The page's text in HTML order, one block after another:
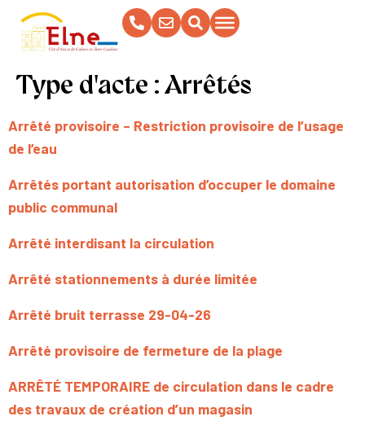
principal
Type d'acte :Arrêtés
Arrêté provisoire – Restriction provisoire de l’usage
de l’eau
Arrêtés portant autorisation d’occuper le domaine
public communal
Arrêté interdisant la circulation
Arrêté stationnements à durée limitée
Arrêté bruit terrasse 29-04-26
Arrêté provisoire de fermeture de la plage
ARRÊTÉ TEMPORAIRE de circulation dans le cadre
des travaux de création d’un magasin